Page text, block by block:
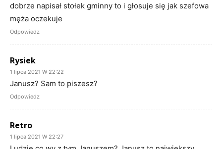
dobrze napisał stołek gminny to i głosuje się jak szefowa
męża oczekuje
Odpowiedz
Rysiek
1 lipca 2021 W 22:22
Janusz? Sam to piszesz?
Odpowiedz
Retro
1 lipca 2021 W 22:27